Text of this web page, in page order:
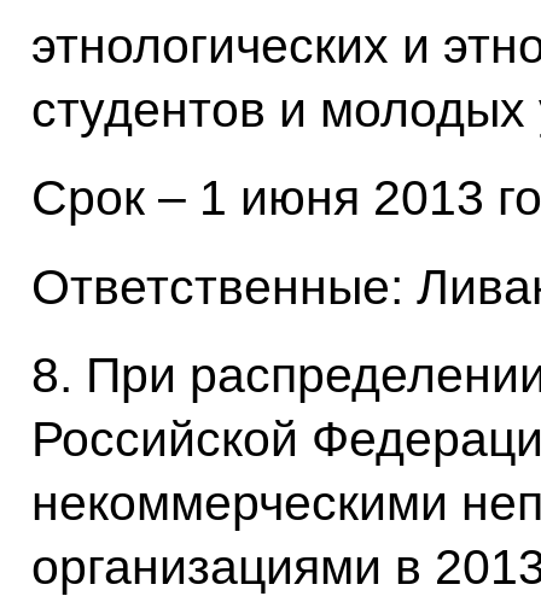
этнологических и
студентов и молодых
Срок – 1 июня 2013
Ответственные:
8. При
Российской
некоммерческими
организациями в